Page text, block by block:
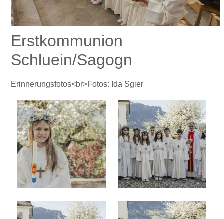
Erstkommunion
Schluein/Sagogn
Erinnerungsfotos<br>Fotos: Ida Sgier